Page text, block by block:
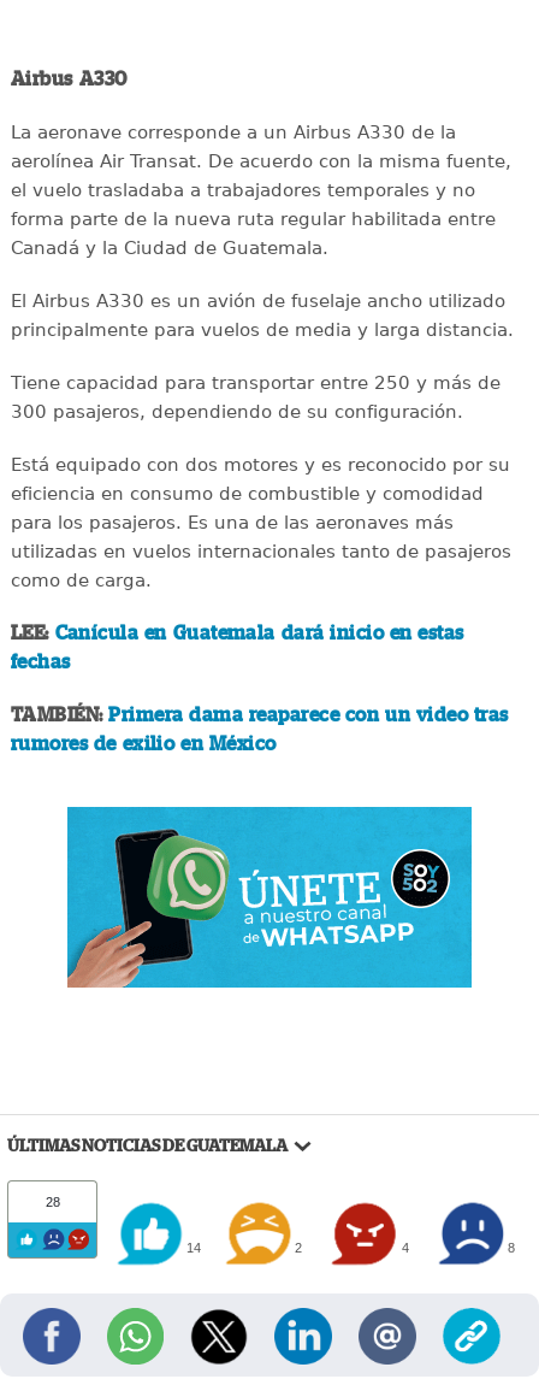
Airbus A330
La aeronave corresponde a un Airbus A330 de la
aerolínea Air Transat. De acuerdo con la misma fuente,
el vuelo trasladaba a trabajadores temporales y no
forma parte de la nueva ruta regular habilitada entre
Canadá y la Ciudad de Guatemala.
El Airbus A330 es un avión de fuselaje ancho utilizado
principalmente para vuelos de media y larga distancia.
Tiene capacidad para transportar entre 250 y más de
300 pasajeros, dependiendo de su configuración.
Está equipado con dos motores y es reconocido por su
eficiencia en consumo de combustible y comodidad
para los pasajeros. Es una de las aeronaves más
utilizadas en vuelos internacionales tanto de pasajeros
como de carga.
LEE:Canícula en Guatemala dará inicio en estas
fechas
TAMBIÉN:Primera dama reaparece con un video tras
rumores de exilio en México
ÚLTIMAS NOTICIAS DE GUATEMALA
28
14 2 4 8